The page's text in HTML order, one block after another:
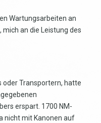
Wartungsarbeiten an
an die Leistung des
oder Transportern, hatte
erspart. 1700 NM-
nicht mit Kanonen auf